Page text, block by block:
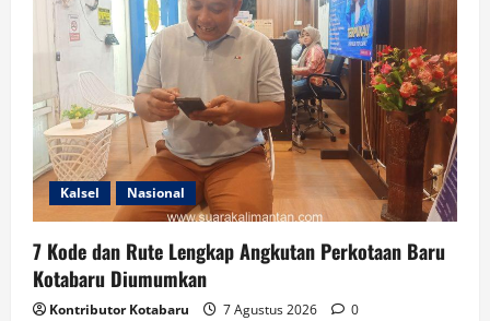
Kalsel Nasional
7 Kode dan Rute Lengkap Angkutan Perkotaan Baru
Kotabaru Diumumkan
Kontributor Kotabaru 7 Agustus 2026 0